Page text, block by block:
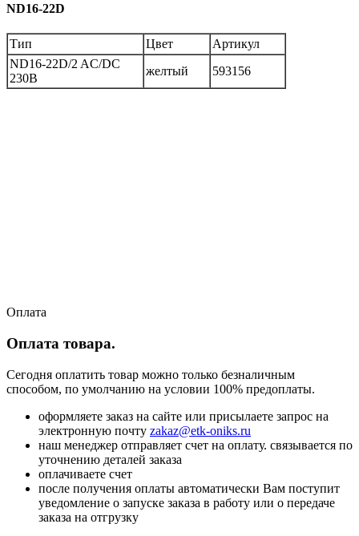
ND16-22D
Тип Цвет
Артикул
ND16-22D/2 AC/DC
230В
желтый 593156
Оплата
Оплата товара.
Сегодня оплатить товар можно только безналичным
способом, по умолчанию на условии 100% предоплаты.
оформляете заказ на сайте или присылаете запрос на
электронную почту zakaz@etk-oniks.ru
наш менеджер отправляет счет на оплату. связывается по
уточнению деталей заказа
оплачиваете счет
после получения оплаты автоматически Вам поступит
уведомление о запуске заказа в работу или о передаче
заказа на отгрузку